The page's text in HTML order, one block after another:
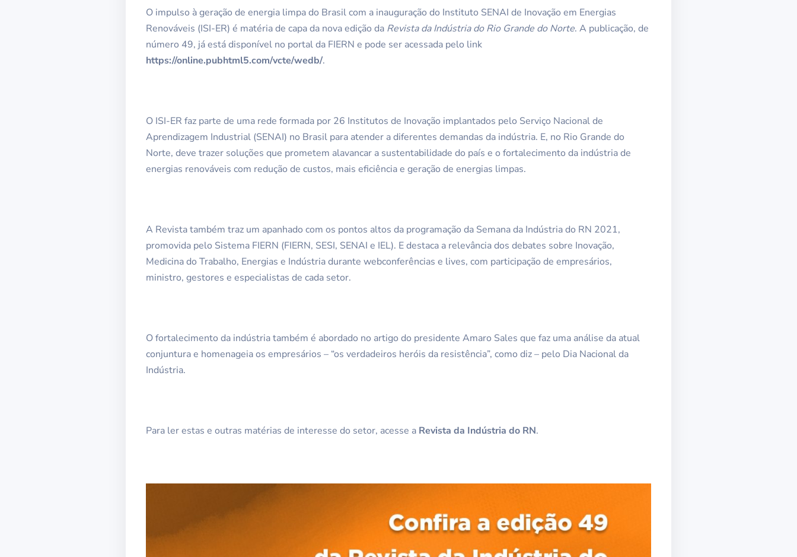
O impulso à geração de energia limpa do Brasil com a inauguração do Instituto SENAI de Inovação em Energias
Renováveis (ISI-ER) é matéria de capa da nova edição da Revista da Indústria do Rio Grande do Norte. A publicação, de
número 49, já está disponível no portal da FIERN e pode ser acessada pelo link
https://online.pubhtml5.com/vcte/wedb/.
O ISI-ER faz parte de uma rede formada por 26 Institutos de Inovação implantados pelo Serviço Nacional de
Aprendizagem Industrial (SENAI) no Brasil para atender a diferentes demandas da indústria. E, no Rio Grande do
Norte, deve trazer soluções que prometem alavancar a sustentabilidade do país e o fortalecimento da indústria de
energias renováveis com redução de custos, mais eficiência e geração de energias limpas.
A Revista também traz um apanhado com os pontos altos da programação da Semana da Indústria do RN 2021,
promovida pelo Sistema FIERN (FIERN, SESI, SENAI e IEL). E destaca a relevância dos debates sobre Inovação,
Medicina do Trabalho, Energias e Indústria durante webconferências e lives, com participação de empresários,
ministro, gestores e especialistas de cada setor.
O fortalecimento da indústria também é abordado no artigo do presidente Amaro Sales que faz uma análise da atual
conjuntura e homenageia os empresários – “os verdadeiros heróis da resistência”, como diz – pelo Dia Nacional da
Indústria.
Para ler estas e outras matérias de interesse do setor, acesse a Revista da Indústria do RN.